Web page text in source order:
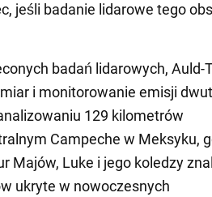
jeśli badanie lidarowe tego
badań lidarowych, Auld-
i monitorowanie emisji
129 kilometrów
Campeche w Meksyku,
Majów, Luke i jego koledzy
ukryte w nowoczesnych